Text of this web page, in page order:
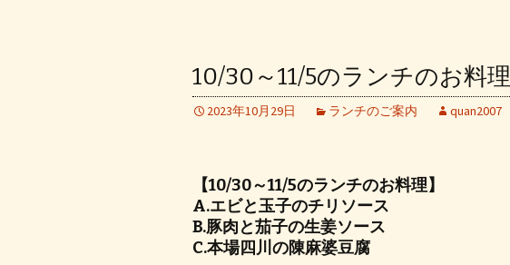
10/30～11/5のランチのお料理
2023年10月29日 ランチのご案内 quan2007
【10/30～11/5のランチのお料理】
A.エビと玉子のチリソース
B.豚肉と茄子の生姜ソース
C.本場四川の陳麻婆豆腐